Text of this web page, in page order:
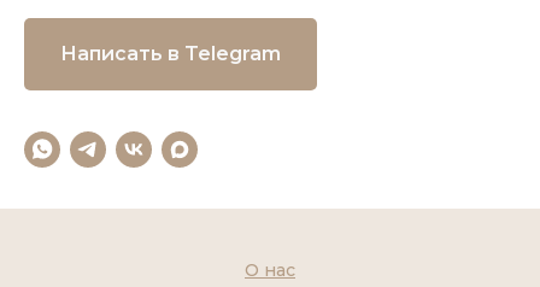
Написать в Telegram
О нас